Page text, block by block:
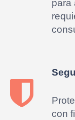
para
con